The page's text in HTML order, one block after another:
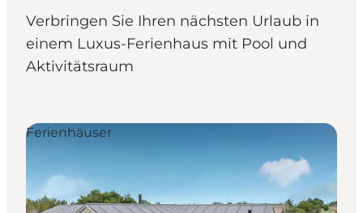
Events
Essen
Unterkunft
Verbringen Sie Ihren nächsten Urlaub in
einem Luxus-Ferienhaus mit Pool und
Aktivitätsraum
Ferienhäuser